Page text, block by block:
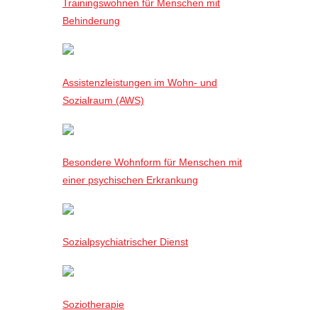
Trainingswohnen für Menschen mit
Behinderung
Assistenzleistungen im Wohn- und
Sozialraum (AWS)
Besondere Wohnform für Menschen mit
einer psychischen Erkrankung
Sozialpsychiatrischer Dienst
Soziotherapie